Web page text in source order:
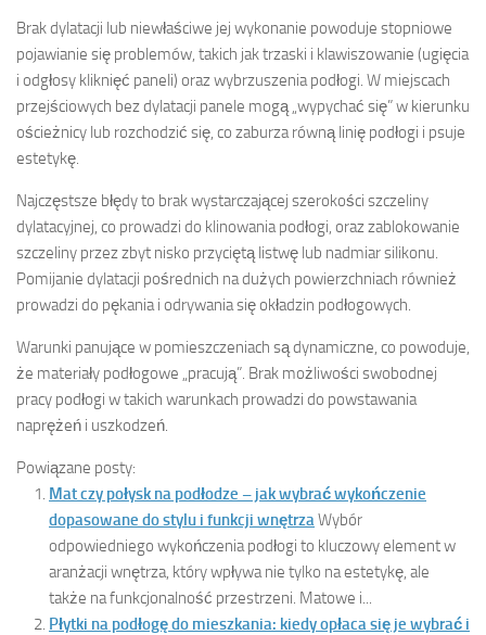
Brak dylatacji lub niewłaściwe jej wykonanie powoduje stopniowe
pojawianie się problemów, takich jak trzaski i klawiszowanie (ugięcia
i odgłosy kliknięć paneli) oraz wybrzuszenia podłogi. W miejscach
przejściowych bez dylatacji panele mogą „wypychać się” w kierunku
ościeżnicy lub rozchodzić się, co zaburza równą linię podłogi i psuje
estetykę.
Najczęstsze błędy to brak wystarczającej szerokości szczeliny
dylatacyjnej, co prowadzi do klinowania podłogi, oraz zablokowanie
szczeliny przez zbyt nisko przyciętą listwę lub nadmiar silikonu.
Pomijanie dylatacji pośrednich na dużych powierzchniach również
prowadzi do pękania i odrywania się okładzin podłogowych.
Warunki panujące w pomieszczeniach są dynamiczne, co powoduje,
że materiały podłogowe „pracują”. Brak możliwości swobodnej
pracy podłogi w takich warunkach prowadzi do powstawania
naprężeń i uszkodzeń.
Powiązane posty:
Mat czy połysk na podłodze – jak wybrać wykończenie
dopasowane do stylu i funkcji wnętrzaWybór
odpowiedniego wykończenia podłogi to kluczowy element w
aranżacji wnętrza, który wpływa nie tylko na estetykę, ale
także na funkcjonalność przestrzeni. Matowe i...
Płytki na podłogę do mieszkania: kiedy opłaca się je wybrać i